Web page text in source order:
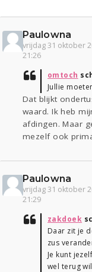
Paulowna
vrijdag 31 oktober
21:26
omtoch
Jullie
Dat blijkt
waard. Ik heb
afdingen. Maar
mezelf ook
Paulowna
vrijdag 31 oktober
21:29
zakdoek
Daar zit je
zus
Je kunt
wel terug